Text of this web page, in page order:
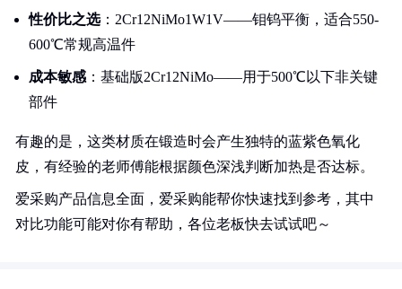
性价比之选：2Cr12NiMo1W1V——钼钨平衡，适合550-
600℃常规高温件
成本敏感 ：基础版2Cr12NiMo——用于500℃以下非关键
部件
有趣的是，这类材质在锻造时会产生独特的蓝紫色氧化
皮，有经验的老师傅能根据颜色深浅判断加热是否达标。
爱采购产品信息全面，爱采购能帮你快速找到参考，其中
对比功能可能对你有帮助，各位老板快去试试吧～